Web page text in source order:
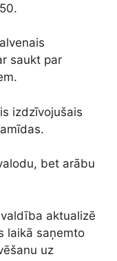
saukt par
izdzīvojušais
bet arābu
aktualizē
laikā saņemto
uz